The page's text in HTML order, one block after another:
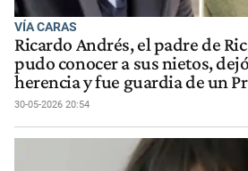
VÍA CARAS
Ricardo Andrés, el padre de
pudo conocer a sus nietos,
herencia y fue guardia de un
30-05-2026 20:54